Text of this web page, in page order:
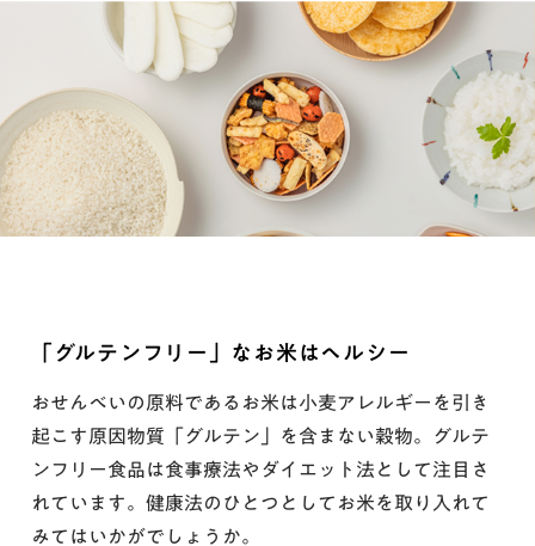
「グルテンフリー」なお米はヘルシー
おせんべいの原料であるお米は小麦アレルギーを引き
起こす原因物質「グルテン」を含まない穀物。グルテ
ンフリー食品は食事療法やダイエット法として注目さ
れています。健康法のひとつとしてお米を取り入れて
みてはいかがでしょうか。